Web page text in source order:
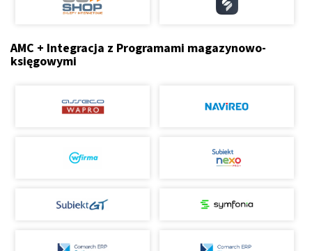
AMC + Integracja z Programami magazynowo-
księgowymi